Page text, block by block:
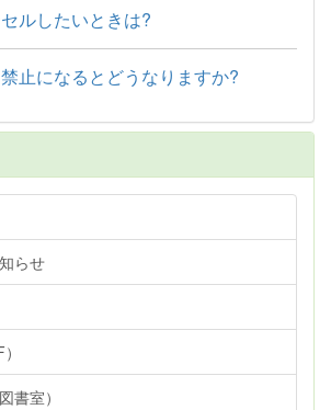
ルしたいときは?
止になるとどうなりますか?
らせ
書室）